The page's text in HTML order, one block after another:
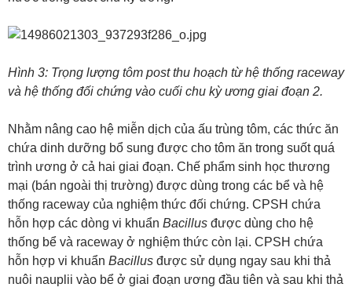
Hình 3: Trọng lượng tôm post thu hoạch từ hệ thống raceway
và hệ thống đối chứng vào cuối chu kỳ ương giai đoạn 2.
Nhằm nâng cao hệ miễn dịch của ấu trùng tôm, các thức ăn
chứa dinh dưỡng bổ sung được cho tôm ăn trong suốt quá
trình ương ở cả hai giai đoạn. Chế phẩm sinh học thương
mại (bán ngoài thị trường) được dùng trong các bể và hệ
thống raceway của nghiệm thức đối chứng. CPSH chứa
hỗn hợp các dòng vi khuẩn Bacillus được dùng cho hệ
thống bể và raceway ở nghiệm thức còn lại. CPSH chứa
hỗn hợp vi khuẩn Bacillus được sử dụng ngay sau khi thả
nuôi nauplii vào bể ở giai đoạn ương đầu tiên và sau khi thả